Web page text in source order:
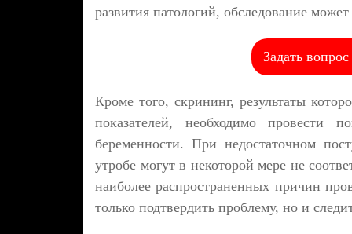
развития патологий, обследование
Задать
Кроме того, скрининг, результаты
показателей, необходимо провести
беременности. При недостаточном
утробе могут в некоторой мере не
наиболее распространенных причин
только подтвердить проблему, но и